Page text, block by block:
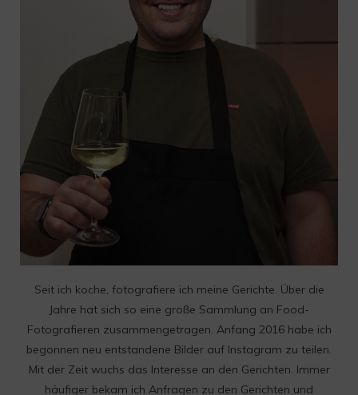
Seit ich koche, fotografiere ich meine Gerichte. Über die
Jahre hat sich so eine große Sammlung an Food-
Fotografieren zusammengetragen. Anfang 2016 habe ich
begonnen neu entstandene Bilder auf Instagram zu teilen.
Mit der Zeit wuchs das Interesse an den Gerichten. Immer
häufiger bekam ich Anfragen zu den Gerichten und